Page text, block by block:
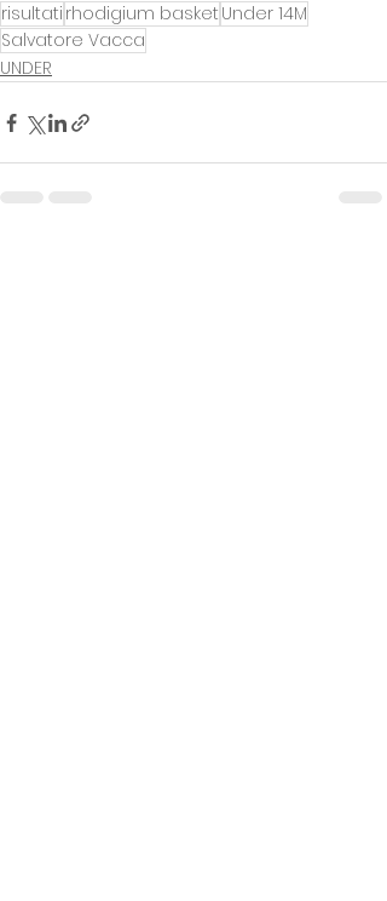
risultati rhodigium basket Under 14M
Salvatore Vacca
UNDER